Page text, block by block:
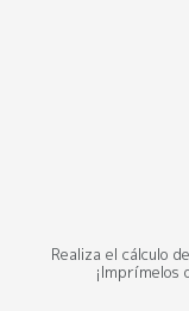
Realiza el cálculo
¡Imprímelos